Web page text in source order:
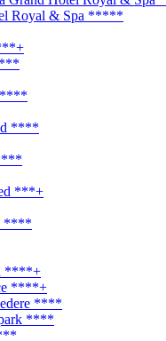
Royal & Spa *****
****
****
***+
****
****+
****+
****
****